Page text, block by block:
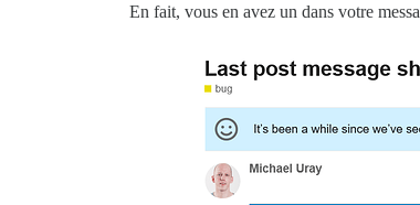
En fait, vous en avez un dans votre